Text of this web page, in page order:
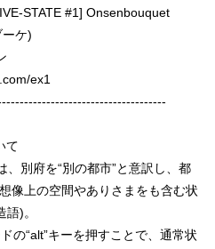
STATE #1] Onsenbouquet
ケ)
ex1
て
、別府を“別の都市”と意訳し、都
像上の空間やありさまをも含む状
)。
の“alt”キーを押すことで、通常状